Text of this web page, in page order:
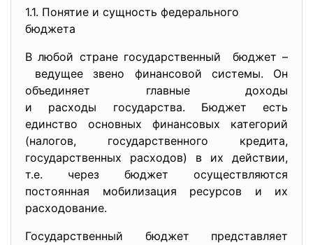
1.1. Понятие и сущность федерального
бюджета
В любой стране государственный бюджет –
ведущее звено финансовой системы. Он
объединяет главные доходы
и расходы государства. Бюджет есть
единство основных финансовых категорий
(налогов, государственного кредита,
государственных расходов) в их действии,
т.е. через бюджет осуществляются
постоянная мобилизация ресурсов и их
расходование.
Государственный бюджет представляет